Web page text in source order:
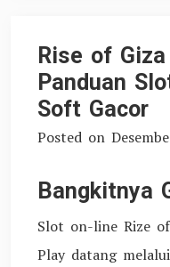
Rise of
Panduan
Soft Gacor
Posted on
Bangkitnya
Slot on-line Rize
Play datang